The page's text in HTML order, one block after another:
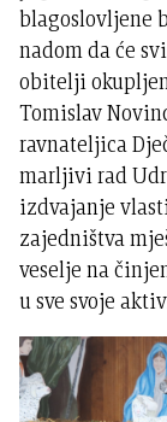
blagoslovljene
nadom da će
obitelji
Tomislav
ravnateljica
marljivi rad
izdvajanje
zajedništva
veselje na
u sve svoje